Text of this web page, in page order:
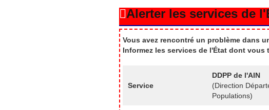
Alerter les services de
Vous avez rencontré un problème dans
Informez les services de l'État dont
Service
DDPP de l'AIN
(Direction
Populations)